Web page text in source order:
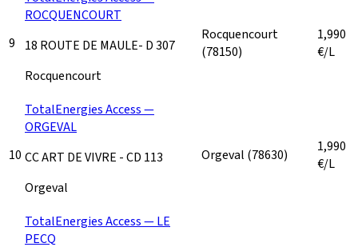
9
ROCQUENCOURT
18 ROUTE DE MAULE- D 307
Rocquencourt
Rocquencourt
(78150)
1,990
€/L
10
TotalEnergies Access —
ORGEVAL
CC ART DE VIVRE - CD 113
Orgeval
Orgeval (78630)
1,990
€/L
TotalEnergies Access — LE
PECQ